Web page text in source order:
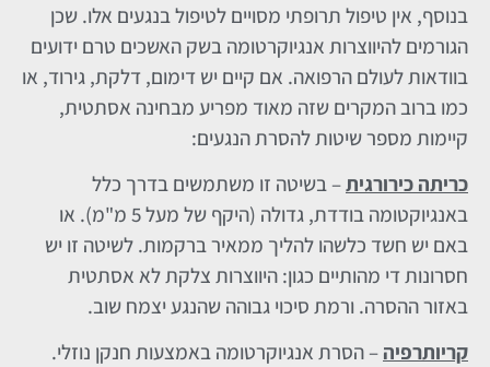
בנוסף, אין טיפול תרופתי מסויים לטיפול בנגעים אלו. שכן
הגורמים להיווצרות אנגיוקרטומה בשק האשכים טרם ידועים
בוודאות לעולם הרפואה. אם קיים יש דימום, דלקת, גירוד, או
כמו ברוב המקרים שזה מאוד מפריע מבחינה אסתטית,
קיימות מספר שיטות להסרת הנגעים:
כריתה כירורגית– בשיטה זו משתמשים בדרך כלל
באנגיוקטומה בודדת, גדולה (היקף של מעל 5 מ"מ). או
באם יש חשד כלשהו להליך ממאיר ברקמות. לשיטה זו יש
חסרונות די מהותיים כגון: היווצרות צלקת לא אסתטית
באזור ההסרה. ורמת סיכוי גבוהה שהנגע יצמח שוב.
קריותרפיה– הסרת אנגיוקרטומה באמצעות חנקן נוזלי.